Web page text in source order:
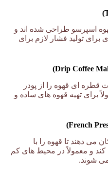
اسپرسو طراحی شده اند و
تولید فشار لازم برای
قطره ای قهوه را از پودر
برای تهیه قهوه های ساده و
می دهند تا قهوه را با
کند و معمولاً در محیط های کم
شوند.